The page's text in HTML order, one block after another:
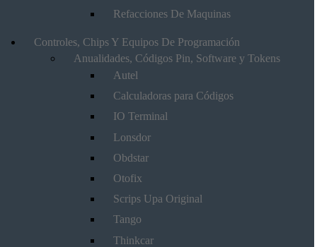
Refacciones De Maquinas
Controles, Chips Y Equipos De Programación
Anualidades, Códigos Pin, Software y Tokens
Autel
Calculadoras para Códigos
IO Terminal
Lonsdor
Obdstar
Otofix
Scrips Upa Original
Tango
Thinkcar